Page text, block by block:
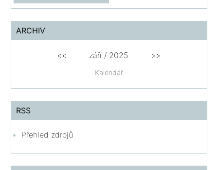
ARCHIV
Kalendář
<< září / 2025 >>
RSS
Přehled zdrojů